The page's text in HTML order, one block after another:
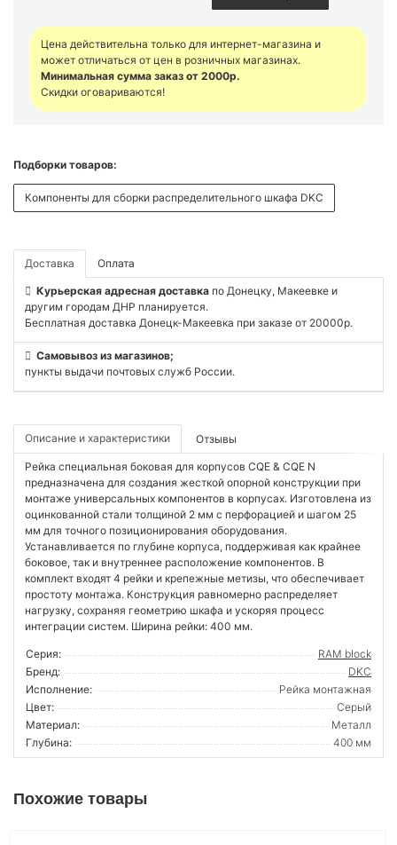
Цена действительна только для интернет-магазина и
может отличаться от цен в розничных магазинах.
Минимальная сумма заказ от 2000р.
Скидки оговариваются!
Подборки товаров:
Компоненты для сборки распределительного шкафа DKC
Доставка Оплата
Курьерская адресная доставка по Донецку, Макеевке и
другим городам ДНР планируется.
Бесплатная доставка Донецк-Макеевка при заказе от 20000р.
Самовывоз из магазинов;
пункты выдачи почтовых служб России.
Описание и характеристики Отзывы
Рейка специальная боковая для корпусов CQE & CQE N
предназначена для создания жесткой опорной конструкции при
монтаже универсальных компонентов в корпусах. Изготовлена из
оцинкованной стали толщиной 2 мм с перфорацией и шагом 25
мм для точного позиционирования оборудования.
Устанавливается по глубине корпуса, поддерживая как крайнее
боковое, так и внутреннее расположение компонентов. В
комплект входят 4 рейки и крепежные метизы, что обеспечивает
простоту монтажа. Конструкция равномерно распределяет
нагрузку, сохраняя геометрию шкафа и ускоряя процесс
интеграции систем. Ширина рейки: 400 мм.
Серия:
RAM block
Бренд:
DKC
Исполнение:
Рейка монтажная
Цвет:
Серый
Материал:
Металл
Глубина:
400 мм
Похожие товары